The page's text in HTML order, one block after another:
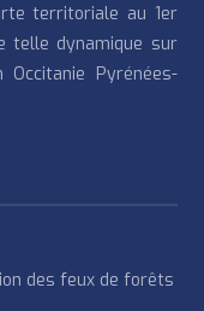
territoriale au 1er
telle dynamique sur
Pyrénées-
des feux de forêts